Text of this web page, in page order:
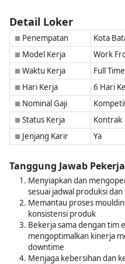
Detail Loker
■ Penempatan Kota
■ Model Kerja Work
■ Waktu Kerja Full
■ Hari Kerja 6 Hari
■ Nominal Gaji
■ Status Kerja Kontrak
■ Jenjang Karir Ya
Tanggung Jawab
Menyiapkan dan
sesuai jadwal produksi dan
Memantau proses
konsistensi produk
Bekerja sama dengan tim
mengoptimalkan kinerja
downtime
Menjaga kebersihan dan